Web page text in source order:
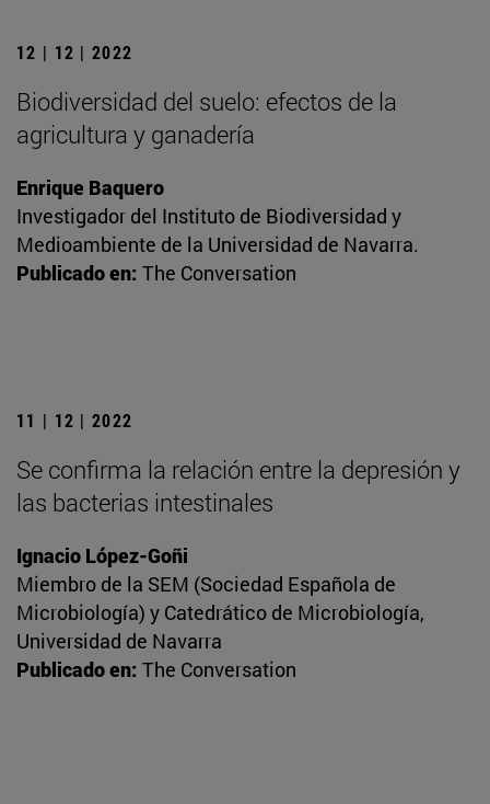
12 | 12 | 2022
Biodiversidad del suelo: efectos de la
agricultura y ganadería
Enrique Baquero
Investigador del Instituto de Biodiversidad y
Medioambiente de la Universidad de Navarra.
Publicado en: The Conversation
11 | 12 | 2022
Se confirma la relación entre la depresión y
las bacterias intestinales
Ignacio López-Goñi
Miembro de la SEM (Sociedad Española de
Microbiología) y Catedrático de Microbiología,
Universidad de Navarra
Publicado en: The Conversation